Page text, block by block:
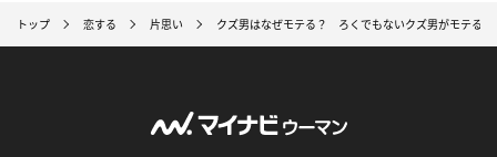
トップ 恋する 片思い クズ男はなぜモテる？ ろくでもないクズ男がモテる理